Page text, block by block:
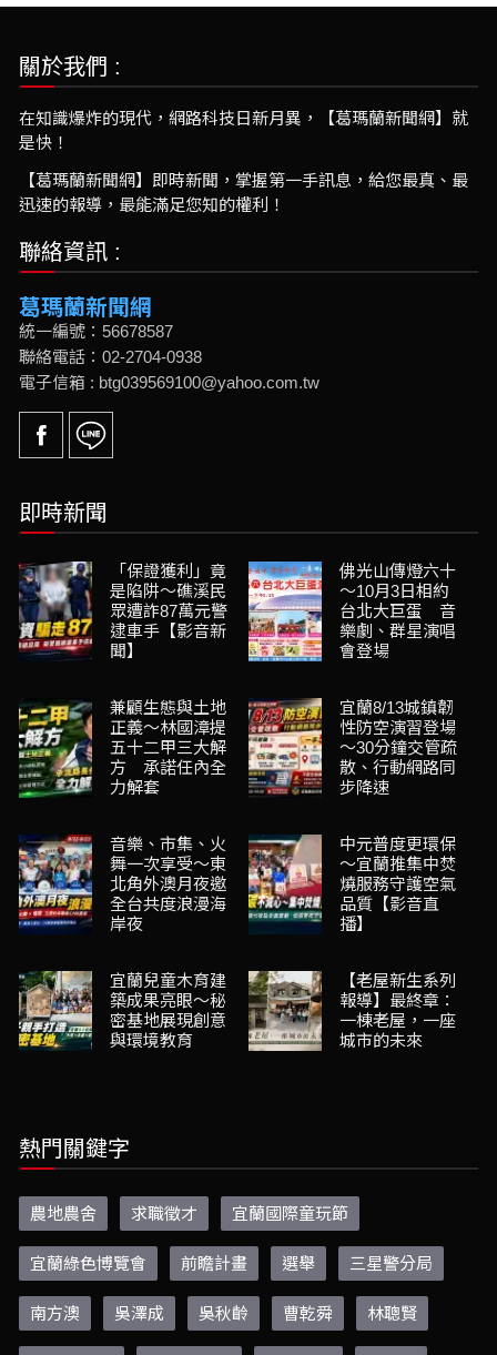
關於我們 :
在知識爆炸的現代，網路科技日新月異，【葛瑪蘭新聞網】就
是快！
【葛瑪蘭新聞網】即時新聞，掌握第一手訊息，給您最真、最
迅速的報導，最能滿足您知的權利！
聯絡資訊 :
葛瑪蘭新聞網
統一編號：56678587
聯絡電話：02-2704-0938
電子信箱 : btg039569100@yahoo.com.tw
即時新聞
「保證獲利」竟
是陷阱～礁溪民
眾遭詐87萬元警
逮車手【影音新
聞】
佛光山傳燈六十
～10月3日相約
台北大巨蛋 音
樂劇、群星演唱
會登場
兼顧生態與土地
正義～林國漳提
五十二甲三大解
方 承諾任內全
力解套
宜蘭8/13城鎮韌
性防空演習登場
～30分鐘交管疏
散、行動網路同
步降速
音樂、市集、火
舞一次享受～東
北角外澳月夜邀
全台共度浪漫海
岸夜
中元普度更環保
～宜蘭推集中焚
燒服務守護空氣
品質【影音直
播】
宜蘭兒童木育建
築成果亮眼～秘
密基地展現創意
與環境教育
【老屋新生系列
報導】最終章：
一棟老屋，一座
城市的未來
熱門關鍵字
農地農舍 求職徵才 宜蘭國際童玩節
宜蘭綠色博覽會 前瞻計畫 選舉 三星警分局
南方澳 吳澤成 吳秋齡 曹乾舜 林聰賢